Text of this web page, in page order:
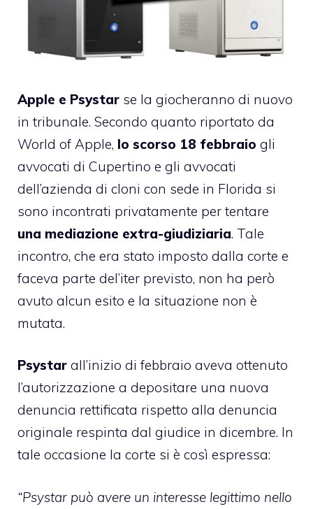
Apple e Psystar se la giocheranno di nuovo
in tribunale. Secondo quanto riportato da
World of Apple, lo scorso 18 febbraio gli
avvocati di Cupertino e gli avvocati
dell’azienda di cloni con sede in Florida si
sono incontrati privatamente per tentare
una mediazione extra-giudiziaria. Tale
incontro, che era stato imposto dalla corte e
faceva parte del’iter previsto, non ha però
avuto alcun esito e la situazione non è
mutata.
Psystar all’inizio di febbraio aveva ottenuto
l’autorizzazione a depositare una nuova
denuncia rettificata rispetto alla denuncia
originale respinta dal giudice in dicembre. In
tale occasione la corte si è così espressa:
“Psystar può avere un interesse legittimo nello